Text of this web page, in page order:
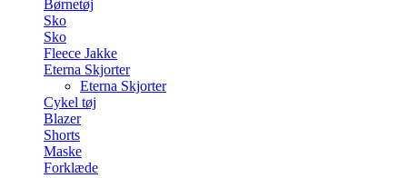
Børnetøj
Sko
Sko
Fleece Jakke
Eterna Skjorter
Eterna Skjorter
Cykel tøj
Blazer
Shorts
Maske
Forklæde